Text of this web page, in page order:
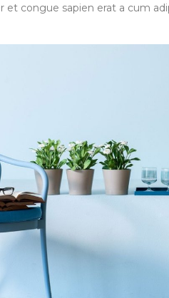
et congue sapien erat a cum